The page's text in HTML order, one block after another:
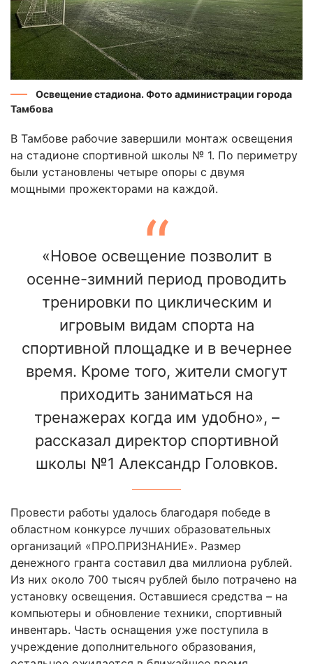
Освещение стадиона. Фото администрации города
Тамбова
В Тамбове рабочие завершили монтаж освещения
на стадионе спортивной школы № 1. По периметру
были установлены четыре опоры с двумя
мощными прожекторами на каждой.
«Новое освещение позволит в
осенне-зимний период проводить
тренировки по циклическим и
игровым видам спорта на
спортивной площадке и в вечернее
время. Кроме того, жители смогут
приходить заниматься на
тренажерах когда им удобно», –
рассказал директор спортивной
школы №1 Александр Головков.
Провести работы удалось благодаря победе в
областном конкурсе лучших образовательных
организаций «ПРО.ПРИЗНАНИЕ». Размер
денежного гранта составил два миллиона рублей.
Из них около 700 тысяч рублей было потрачено на
установку освещения. Оставшиеся средства – на
компьютеры и обновление техники, спортивный
инвентарь. Часть оснащения уже поступила в
учреждение дополнительного образования,